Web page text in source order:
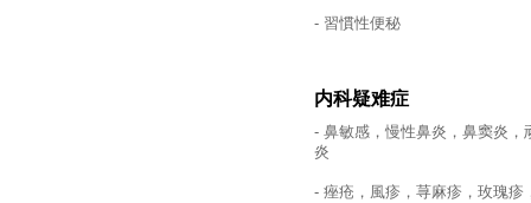
- 習慣性便秘
内科疑难症
- 鼻敏感，慢性鼻炎，鼻窦炎
炎
- 痤疮，風疹，荨麻疹，玫瑰疹